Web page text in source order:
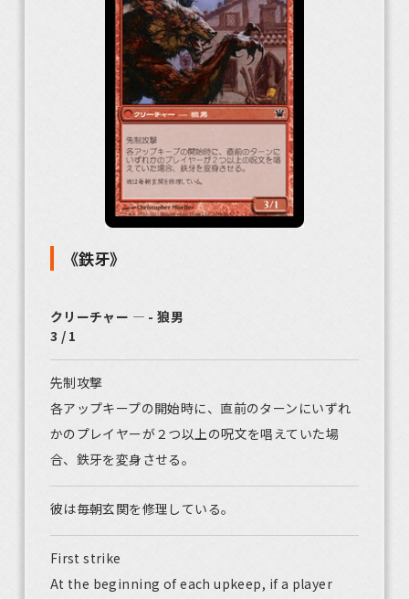
《鉄牙》
クリーチャー ― - 狼男
3 / 1
先制攻撃
各アップキープの開始時に、直前のターンにいずれ
かのプレイヤーが２つ以上の呪文を唱えていた場
合、鉄牙を変身させる。
彼は毎朝玄関を修理している。
First strike
At the beginning of each upkeep, if a player